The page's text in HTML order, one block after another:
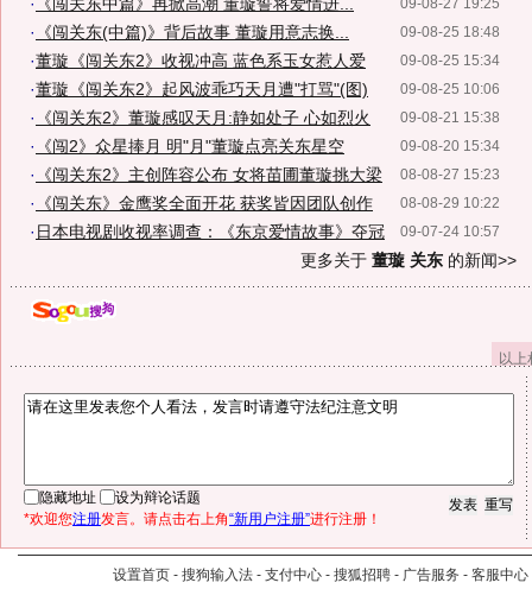
09-08-27 19:25
09-08-25 18:48
· 《闯关东(中篇)》背后故事 董璇用意志换...
09-08-25 15:34
·董璇《闯关东2》收视冲高 蓝色系玉女惹人爱
09-08-25 10:06
·董璇《闯关东2》起风波乖巧天月遭"打骂"(图)
09-08-21 15:38
· 《闯关东2》董璇感叹天月:静如处子 心如烈火
09-08-20 15:34
· 《闯2》众星捧月 明"月"董璇点亮关东星空
08-08-27 15:23
· 《闯关东2》主创阵容公布 女将苗圃董璇挑大梁
08-08-29 10:22
· 《闯关东》金鹰奖全面开花 获奖皆因团队创作
09-07-24 10:57
· 日本电视剧收视率调查：《东京爱情故事》夺冠
更多关于 董璇 关东 的新闻>>
以
隐藏地址
设为辩论话题
*欢迎您注册发言。请点击右上角“新用户注册”进行注册！
设置首页 - 搜狗输入法 - 支付中心 - 搜狐招聘 - 广告服务 - 客服中心